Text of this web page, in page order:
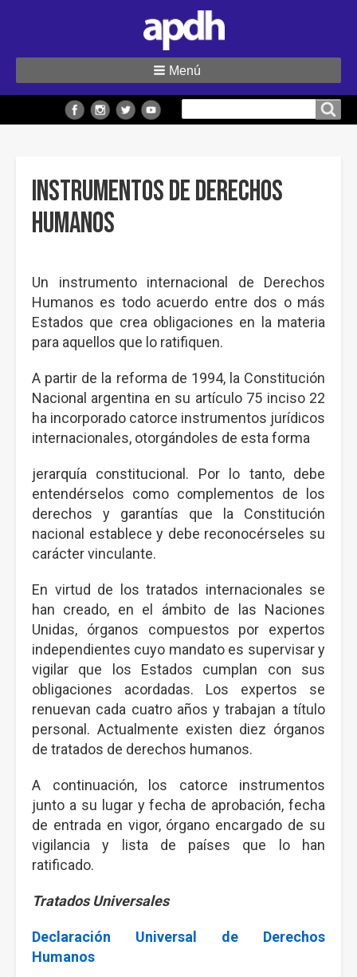
sitio
Menú
Instrumentos de Derechos
Humanos
Un instrumento internacional de Derechos
Humanos es todo acuerdo entre dos o más
Estados que crea obligaciones en la materia
para aquellos que lo ratifiquen.
A partir de la reforma de 1994, la Constitución
Nacional argentina en su artículo 75 inciso 22
ha incorporado catorce instrumentos jurídicos
internacionales, otorgándoles de esta forma
jerarquía constitucional. Por lo tanto, debe
entendérselos como complementos de los
derechos y garantías que la Constitución
nacional establece y debe reconocérseles su
carácter vinculante.
En virtud de los tratados internacionales se
han creado, en el ámbito de las Naciones
Unidas, órganos compuestos por expertos
independientes cuyo mandato es supervisar y
vigilar que los Estados cumplan con sus
obligaciones acordadas. Los expertos se
renuevan cada cuatro años y trabajan a título
personal. Actualmente existen diez órganos
de tratados de derechos humanos.
A continuación, los catorce instrumentos
junto a su lugar y fecha de aprobación, fecha
de entrada en vigor, órgano encargado de su
vigilancia y lista de países que lo han
ratificado.
Tratados Universales
Declaración Universal de Derechos
Humanos